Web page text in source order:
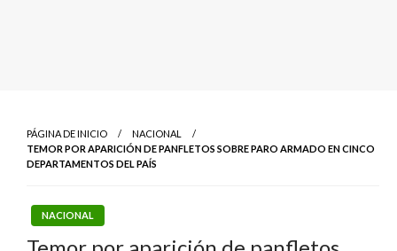
PÁGINA DE INICIO
NACIONAL
TEMOR POR APARICIÓN DE PANFLETOS SOBRE PARO ARMADO EN CINCO
DEPARTAMENTOS DEL PAÍS
NACIONAL